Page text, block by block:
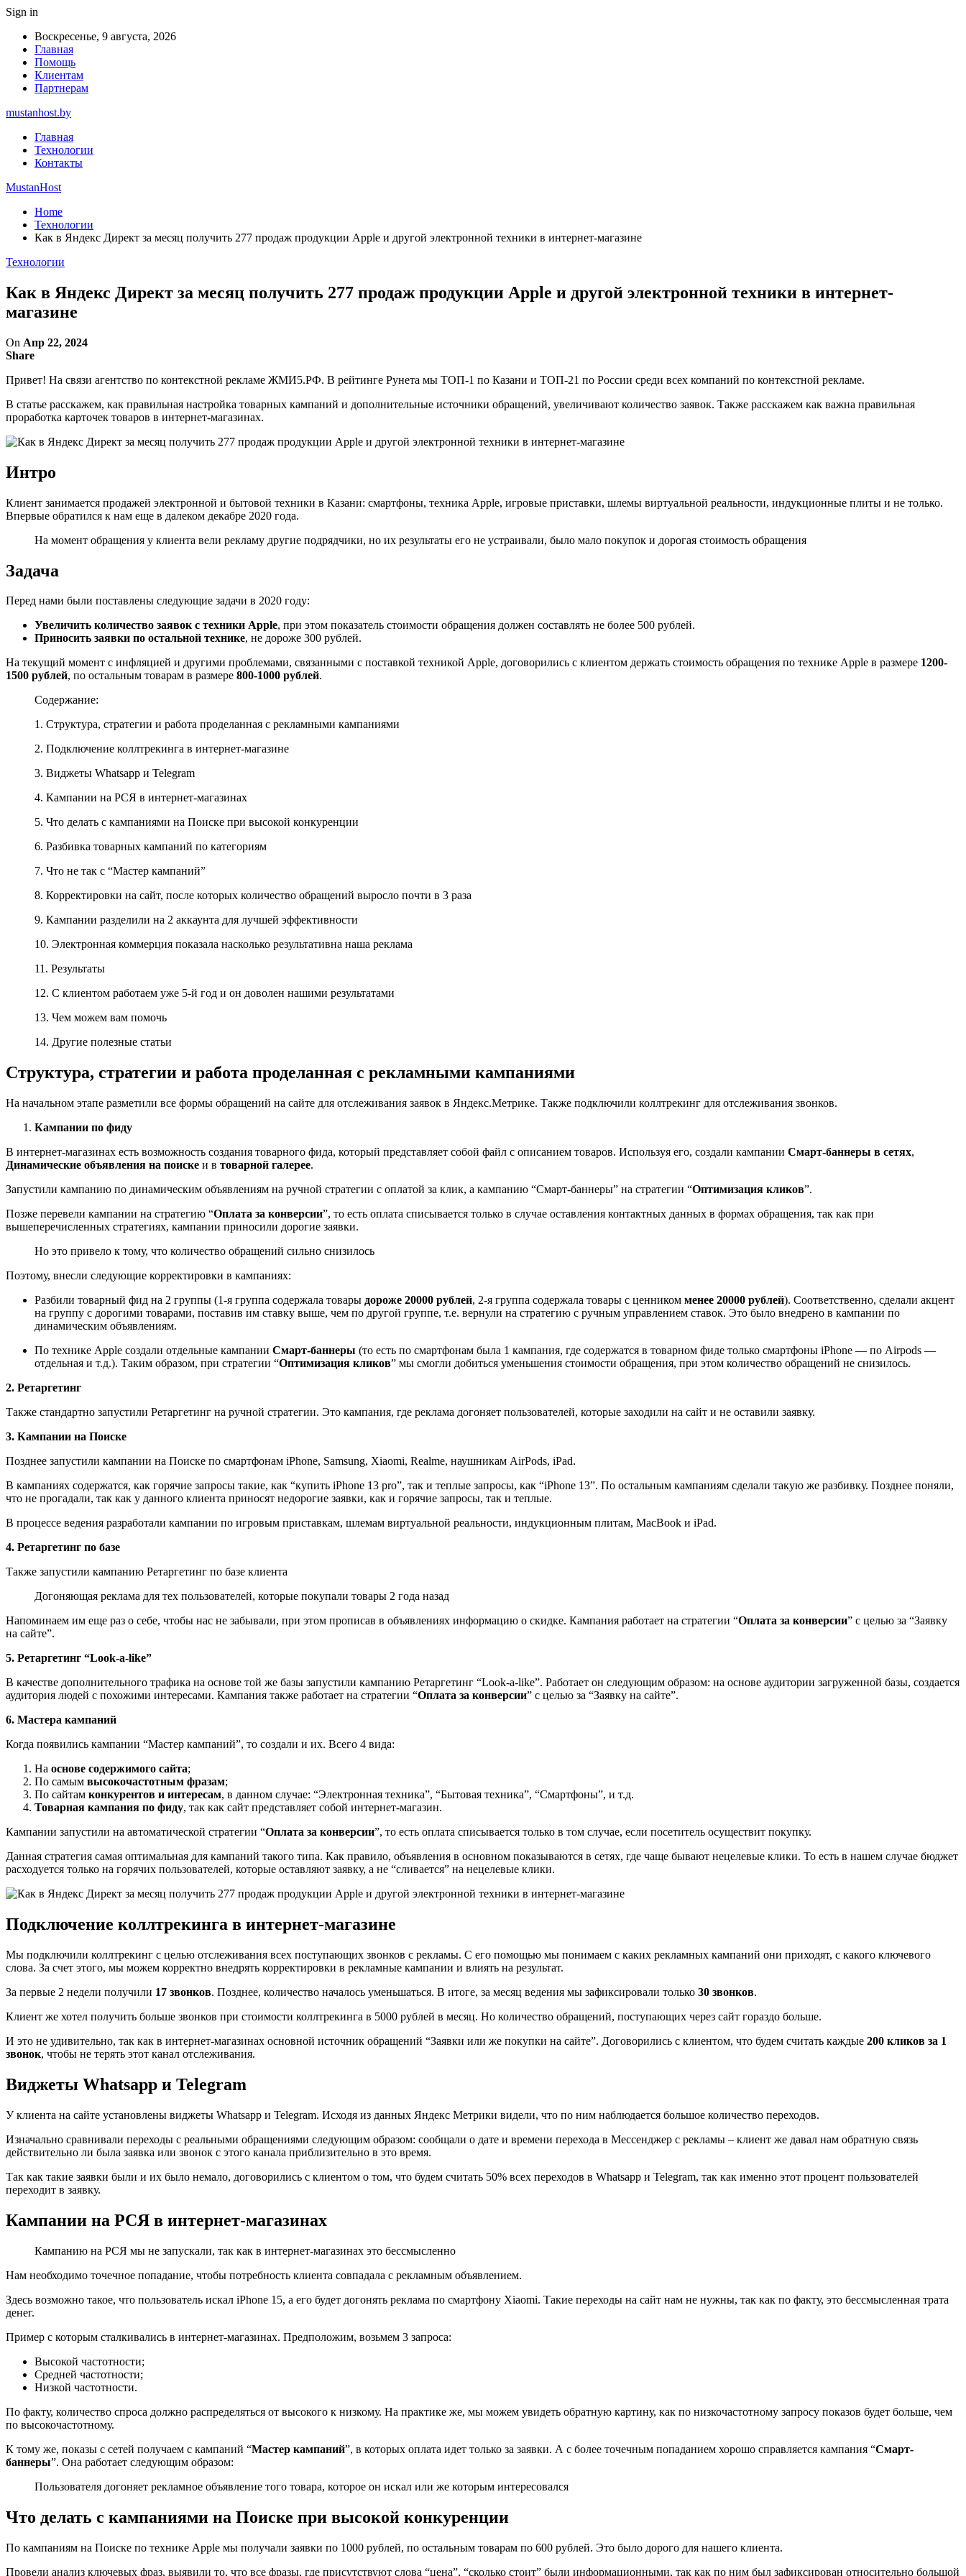
Sign in
Воскресенье, 9 августа, 2026
Главная
Помощь
Клиентам
Партнерам
mustanhost.by
Главная
Технологии
Контакты
MustanHost
Home
Технологии
Как в Яндекс Директ за месяц получить 277 продаж продукции Apple и другой электронной техники в интернет-магазине
Технологии
Как в Яндекс Директ за месяц получить 277 продаж продукции Apple и другой электронной техники в интернет-
магазине
On Апр 22, 2024
Share
Привет! На связи агентство по контекстной рекламе ЖМИ5.РФ. В рейтинге Рунета мы ТОП-1 по Казани и ТОП-21 по России среди всех компаний по контекстной рекламе.
В статье расскажем, как правильная настройка товарных кампаний и дополнительные источники обращений, увеличивают количество заявок. Также расскажем как важна правильная
проработка карточек товаров в интернет-магазинах.
Интро
Клиент занимается продажей электронной и бытовой техники в Казани: смартфоны, техника Apple, игровые приставки, шлемы виртуальной реальности, индукционные плиты и не только.
Впервые обратился к нам еще в далеком декабре 2020 года.
На момент обращения у клиента вели рекламу другие подрядчики, но их результаты его не устраивали, было мало покупок и дорогая стоимость обращения
Задача
Перед нами были поставлены следующие задачи в 2020 году:
Увеличить количество заявок с техники Apple, при этом показатель стоимости обращения должен составлять не более 500 рублей.
Приносить заявки по остальной технике, не дороже 300 рублей.
На текущий момент с инфляцией и другими проблемами, связанными с поставкой техникой Apple, договорились с клиентом держать стоимость обращения по технике Apple в размере 1200-
1500 рублей, по остальным товарам в размере 800-1000 рублей.
Содержание:
1. Структура, стратегии и работа проделанная с рекламными кампаниями
2. Подключение коллтрекинга в интернет-магазине
3. Виджеты Whatsapp и Telegram
4. Кампании на РСЯ в интернет-магазинах
5. Что делать с кампаниями на Поиске при высокой конкуренции
6. Разбивка товарных кампаний по категориям
7. Что не так с “Мастер кампаний”
8. Корректировки на сайт, после которых количество обращений выросло почти в 3 раза
9. Кампании разделили на 2 аккаунта для лучшей эффективности
10. Электронная коммерция показала насколько результативна наша реклама
11. Результаты
12. С клиентом работаем уже 5-й год и он доволен нашими результатами
13. Чем можем вам помочь
14. Другие полезные статьи
Структура, стратегии и работа проделанная с рекламными кампаниями
На начальном этапе разметили все формы обращений на сайте для отслеживания заявок в Яндекс.Метрике. Также подключили коллтрекинг для отслеживания звонков.
Кампании по фиду
В интернет-магазинах есть возможность создания товарного фида, который представляет собой файл с описанием товаров. Используя его, создали кампании Смарт-баннеры в сетях,
Динамические объявления на поиске и в товарной галерее.
Запустили кампанию по динамическим объявлениям на ручной стратегии с оплатой за клик, а кампанию “Смарт-баннеры” на стратегии “Оптимизация кликов”.
Позже перевели кампании на стратегию “Оплата за конверсии”, то есть оплата списывается только в случае оставления контактных данных в формах обращения, так как при
вышеперечисленных стратегиях, кампании приносили дорогие заявки.
Но это привело к тому, что количество обращений сильно снизилось
Поэтому, внесли следующие корректировки в кампаниях:
Разбили товарный фид на 2 группы (1-я группа содержала товары дороже 20000 рублей, 2-я группа содержала товары с ценником менее 20000 рублей). Соответственно, сделали акцент
на группу с дорогими товарами, поставив им ставку выше, чем по другой группе, т.е. вернули на стратегию с ручным управлением ставок. Это было внедрено в кампании по
динамическим объявлениям.
По технике Apple создали отдельные кампании Смарт-баннеры (то есть по смартфонам была 1 кампания, где содержатся в товарном фиде только смартфоны iPhone — по Airpods —
отдельная и т.д.). Таким образом, при стратегии “Оптимизация кликов” мы смогли добиться уменьшения стоимости обращения, при этом количество обращений не снизилось.
2. Ретаргетинг
Также стандартно запустили Ретаргетинг на ручной стратегии. Это кампания, где реклама догоняет пользователей, которые заходили на сайт и не оставили заявку.
3. Кампании на Поиске
Позднее запустили кампании на Поиске по смартфонам iPhone, Samsung, Xiaomi, Realme, наушникам AirPods, iPad.
В кампаниях содержатся, как горячие запросы такие, как “купить iPhone 13 pro”, так и теплые запросы, как “iPhone 13”. По остальным кампаниям сделали такую же разбивку. Позднее поняли,
что не прогадали, так как у данного клиента приносят недорогие заявки, как и горячие запросы, так и теплые.
В процессе ведения разработали кампании по игровым приставкам, шлемам виртуальной реальности, индукционным плитам, MacBook и iPad.
4. Ретаргетинг по базе
Также запустили кампанию Ретаргетинг по базе клиента
Догоняющая реклама для тех пользователей, которые покупали товары 2 года назад
Напоминаем им еще раз о себе, чтобы нас не забывали, при этом прописав в объявлениях информацию о скидке. Кампания работает на стратегии “Оплата за конверсии” с целью за “Заявку
на сайте”.
5. Ретаргетинг “Look-a-like”
В качестве дополнительного трафика на основе той же базы запустили кампанию Ретаргетинг “Look-a-like”. Работает он следующим образом: на основе аудитории загруженной базы, создается
аудитория людей с похожими интересами. Кампания также работает на стратегии “Оплата за конверсии” с целью за “Заявку на сайте”.
6. Мастера кампаний
Когда появились кампании “Мастер кампаний”, то создали и их. Всего 4 вида:
На основе содержимого сайта;
По самым высокочастотным фразам;
По сайтам конкурентов и интересам, в данном случае: “Электронная техника”, “Бытовая техника”, “Смартфоны”, и т.д.
Товарная кампания по фиду, так как сайт представляет собой интернет-магазин.
Кампании запустили на автоматической стратегии “Оплата за конверсии”, то есть оплата списывается только в том случае, если посетитель осуществит покупку.
Данная стратегия самая оптимальная для кампаний такого типа. Как правило, объявления в основном показываются в сетях, где чаще бывают нецелевые клики. То есть в нашем случае бюджет
расходуется только на горячих пользователей, которые оставляют заявку, а не “сливается” на нецелевые клики.
Подключение коллтрекинга в интернет-магазине
Мы подключили коллтрекинг с целью отслеживания всех поступающих звонков с рекламы. C его помощью мы понимаем с каких рекламных кампаний они приходят, с какого ключевого
слова. За счет этого, мы можем корректно внедрять корректировки в рекламные кампании и влиять на результат.
За первые 2 недели получили 17 звонков. Позднее, количество началось уменьшаться. В итоге, за месяц ведения мы зафиксировали только 30 звонков.
Клиент же хотел получить больше звонков при стоимости коллтрекинга в 5000 рублей в месяц. Но количество обращений, поступающих через сайт гораздо больше.
И это не удивительно, так как в интернет-магазинах основной источник обращений “Заявки или же покупки на сайте”. Договорились с клиентом, что будем считать каждые 200 кликов за 1
звонок, чтобы не терять этот канал отслеживания.
Виджеты Whatsapp и Telegram
У клиента на сайте установлены виджеты Whatsapp и Telegram. Исходя из данных Яндекс Метрики видели, что по ним наблюдается большое количество переходов.
Изначально сравнивали переходы с реальными обращениями следующим образом: сообщали о дате и времени перехода в Мессенджер с рекламы – клиент же давал нам обратную связь
действительно ли была заявка или звонок с этого канала приблизительно в это время.
Так как такие заявки были и их было немало, договорились с клиентом о том, что будем считать 50% всех переходов в Whatsapp и Telegram, так как именно этот процент пользователей
переходит в заявку.
Кампании на РСЯ в интернет-магазинах
Кампанию на РСЯ мы не запускали, так как в интернет-магазинах это бессмысленно
Нам необходимо точечное попадание, чтобы потребность клиента совпадала с рекламным объявлением.
Здесь возможно такое, что пользователь искал iPhone 15, а его будет догонять реклама по смартфону Xiaomi. Такие переходы на сайт нам не нужны, так как по факту, это бессмысленная трата
денег.
Пример с которым сталкивались в интернет-магазинах. Предположим, возьмем 3 запроса:
Высокой частотности;
Средней частотности;
Низкой частотности.
По факту, количество спроса должно распределяться от высокого к низкому. На практике же, мы можем увидеть обратную картину, как по низкочастотному запросу показов будет больше, чем
по высокочастотному.
К тому же, показы с сетей получаем с кампаний “Мастер кампаний”, в которых оплата идет только за заявки. А с более точечным попаданием хорошо справляется кампания “Смарт-
баннеры”. Она работает следующим образом:
Пользователя догоняет рекламное объявление того товара, которое он искал или же которым интересовался
Что делать с кампаниями на Поиске при высокой конкуренции
По кампаниям на Поиске по технике Apple мы получали заявки по 1000 рублей, по остальным товарам по 600 рублей. Это было дорого для нашего клиента.
Провели анализ ключевых фраз, выявили то, что все фразы, где присутствуют слова “цена”, “сколько стоит” были информационными, так как по ним был зафиксирован относительно большой